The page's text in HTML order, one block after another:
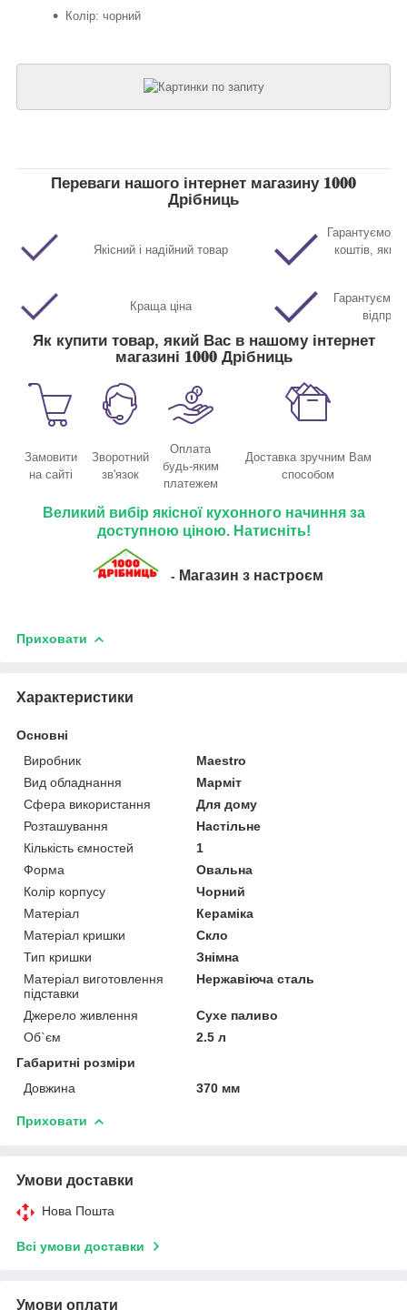
Колір: чорний
Переваги нашого інтернет магазину 𝟏𝟎𝟎𝟎
Дрібниць
Якісний і надійний товар
Гарантуємо
коштів,
Краща ціна
Гарантуємо
Як купити товар, який Вас в нашому інтернет
магазині 𝟏𝟎𝟎𝟎 Дрібниць
Замовити
на сайті
Зворотний
зв'язок
Оплата
будь-яким
платежем
Доставка зручним Вам
способом
Великий вибір якісної кухонного начиння за
доступною ціною. Натисніть!
- Магазин з настроєм
Приховати
Характеристики
Основні
Виробник
Maestro
Вид обладнання
Марміт
Сфера використання
Для дому
Розташування
Настільне
Кількість ємностей
1
Форма
Овальна
Колір корпусу
Чорний
Матеріал
Кераміка
Матеріал кришки
Скло
Тип кришки
Знімна
Матеріал виготовлення
підставки
Нержавіюча сталь
Джерело живлення
Сухе паливо
Об`єм
2.5 л
Габаритні розміри
Довжина
370 мм
Приховати
Умови доставки
Нова Пошта
Всі умови доставки
Умови оплати